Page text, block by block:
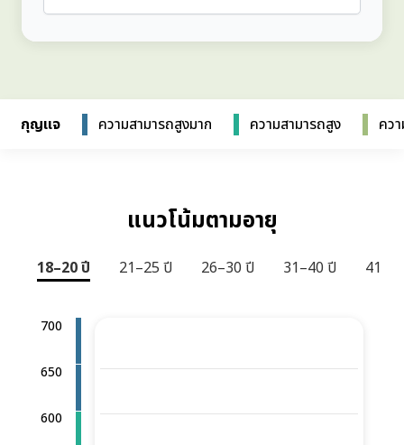
กุญแจ ความสามารถสูงมาก ความสามารถสูง คว
แนวโน้มตามอายุ
18–20 ปี 21–25 ปี 26–30 ปี 31–40 ปี 41 ปี
700
650
600